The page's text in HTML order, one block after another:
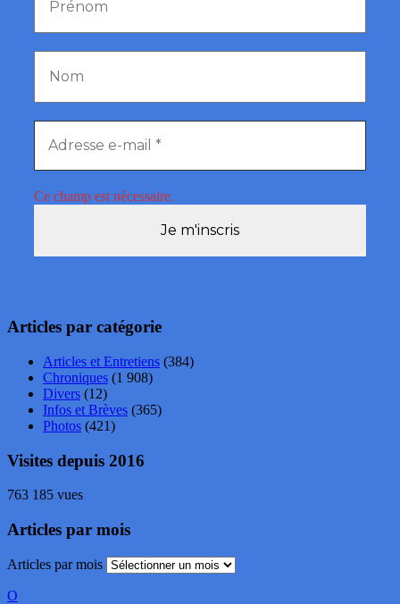
Ce champ est nécessaire.
Articles par catégorie
Articles et Entretiens (384)
Chroniques (1 908)
Divers (12)
Infos et Brèves (365)
Photos (421)
Visites depuis 2016
763 185 vues
Articles par mois
Articles par mois
O